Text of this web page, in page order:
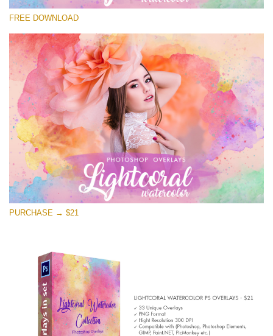
โปรดเลือก
Small 800*533px
Lightcoral Watercolor
(33 Overlays)
Large 6000*4000px
Entire Collection
(1783 Overlays)
Large 6000*4000px
ดาวน์โหลดฟรี
FREE DOWNLOAD
PURCHASE → $21